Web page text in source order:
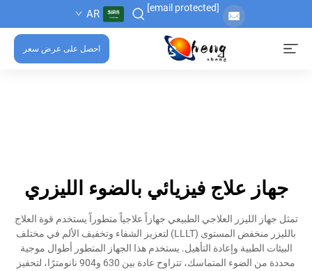
[email protected]
AR
احصل على عرض سعر
جهاز علاج فيزيائي بالضوء الليزري
تمثل جهاز الليزر العلاجي الطبيعي جهازاً علاجياً متطوراً يستخدم قوة العلاج
بالليزر منخفض المستوى (LLLT) لتعزيز الشفاء وتخفيف الألم في مختلف
البيئات الطبية وإعادة التأهيل. يستخدم هذا الجهاز المتطور أطوال موجية
محددة من الضوء المتماسك، تتراوح عادة بين 630 و904 نانومترًا، لتحفيز